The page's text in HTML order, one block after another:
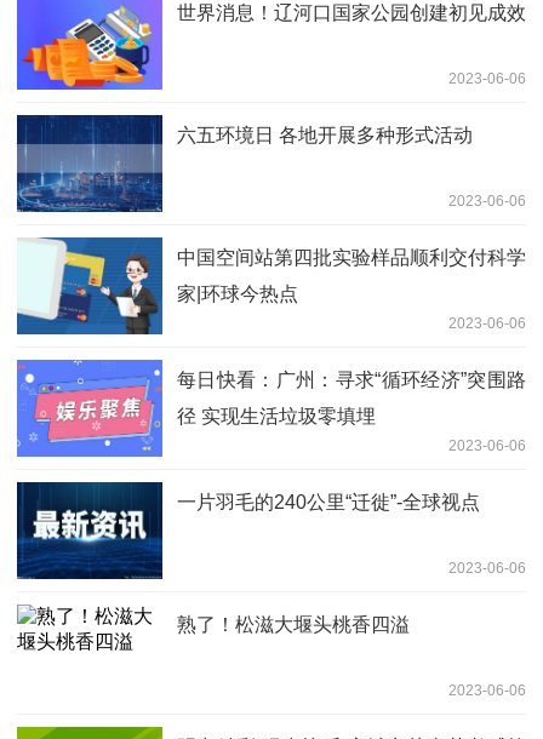
世界消息！辽河口国家公园创建初见成效
2023-06-06
六五环境日 各地开展多种形式活动
2023-06-06
中国空间站第四批实验样品顺利交付科学
家|环球今热点
2023-06-06
每日快看：广州：寻求“循环经济”突围路
径 实现生活垃圾零填埋
2023-06-06
一片羽毛的240公里“迁徙”-全球视点
2023-06-06
熟了！松滋大堰头桃香四溢
2023-06-06